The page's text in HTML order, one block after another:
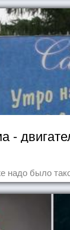
-
надо было